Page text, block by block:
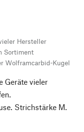
Hersteller
Sortiment
Wolframcarbid-Kugel
Geräte vieler
Strichstärke M.